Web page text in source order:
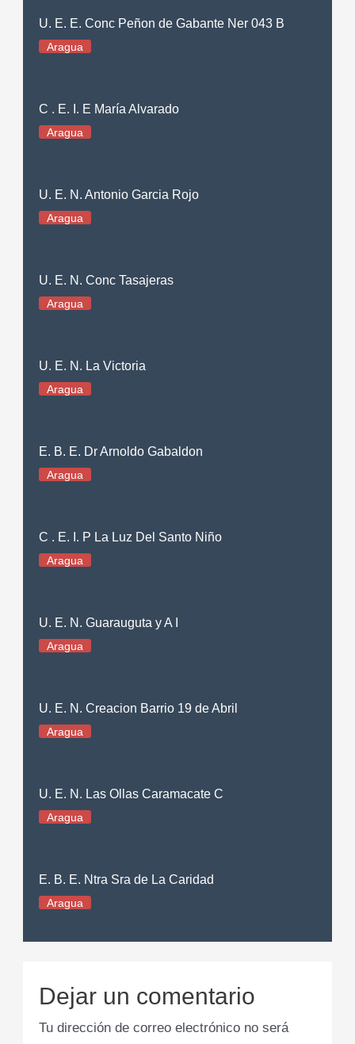
U. E. E. Conc Peñon de Gabante Ner 043 B
Aragua
C . E. I. E María Alvarado
Aragua
U. E. N. Antonio Garcia Rojo
Aragua
U. E. N. Conc Tasajeras
Aragua
U. E. N. La Victoria
Aragua
E. B. E. Dr Arnoldo Gabaldon
Aragua
C . E. I. P La Luz Del Santo Niño
Aragua
U. E. N. Guarauguta y A I
Aragua
U. E. N. Creacion Barrio 19 de Abril
Aragua
U. E. N. Las Ollas Caramacate C
Aragua
E. B. E. Ntra Sra de La Caridad
Aragua
Dejar un comentario
Tu dirección de correo electrónico no será